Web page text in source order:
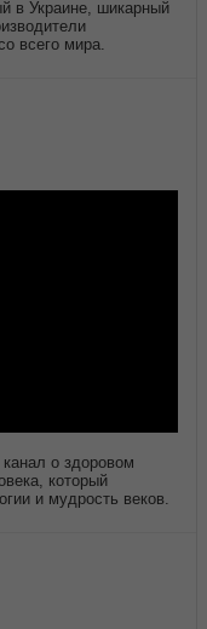
в Украине, шикарный
всего мира.
о здоровом
который
и мудрость веков.